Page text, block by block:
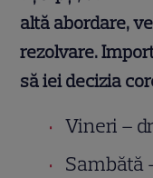
altă abordare,
rezolvare.
să iei decizia
Vineri –
Sambătă